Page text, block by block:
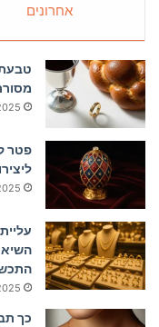
אחרונים
טבעת
פטר
השיא
כך